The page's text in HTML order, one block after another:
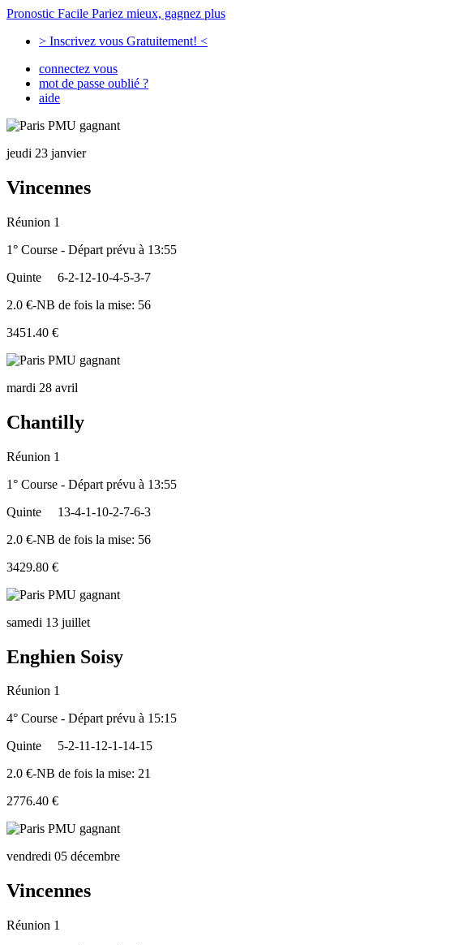
Pronostic Facile Pariez mieux, gagnez plus
> Inscrivez vous Gratuitement! <
connectez vous
mot de passe oublié ?
aide
jeudi 23 janvier
Vincennes
Réunion 1
1° Course - Départ prévu à 13:55
Quinte
6-2-12-10-4-5-3-7
2.0 €-NB de fois la mise: 56
3451.40 €
mardi 28 avril
Chantilly
Réunion 1
1° Course - Départ prévu à 13:55
Quinte
13-4-1-10-2-7-6-3
2.0 €-NB de fois la mise: 56
3429.80 €
samedi 13 juillet
Enghien Soisy
Réunion 1
4° Course - Départ prévu à 15:15
Quinte
5-2-11-12-1-14-15
2.0 €-NB de fois la mise: 21
2776.40 €
vendredi 05 décembre
Vincennes
Réunion 1